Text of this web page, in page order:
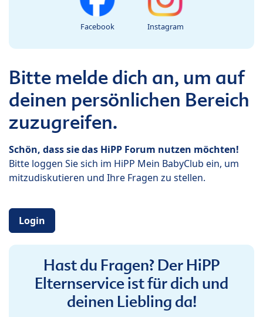
Facebook Instagram
Bitte melde dich an, um auf
deinen persönlichen Bereich
zuzugreifen.
Schön, dass sie das HiPP Forum nutzen möchten!
Bitte loggen Sie sich im HiPP Mein BabyClub ein, um
mitzudiskutieren und Ihre Fragen zu stellen.
Login
Hast du Fragen? Der HiPP
Elternservice ist für dich und
deinen Liebling da!